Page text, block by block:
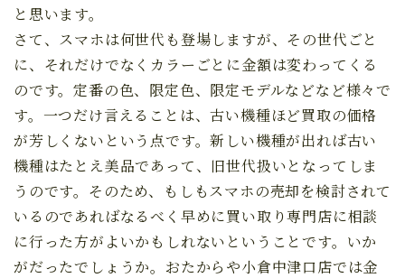
と思います。
さて、スマホは何世代も登場しますが、その世代ごと
に、それだけでなくカラーごとに金額は変わってくる
のです。定番の色、限定色、限定モデルなどなど様々で
す。一つだけ言えることは、古い機種ほど買取の価格
が芳しくないという点です。新しい機種が出れば古い
機種はたとえ美品であって、旧世代扱いとなってしま
うのです。そのため、もしもスマホの売却を検討されて
いるのであればなるべく早めに買い取り専門店に相談
に行った方がよいかもしれないということです。いか
がだったでしょうか。おたからや小倉中津口店では金